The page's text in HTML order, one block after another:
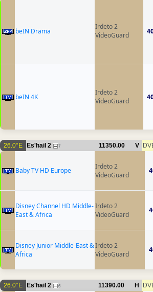
beIN Drama
Irdeto 2
VideoGuard
beIN 4K
Irdeto 2
VideoGuard
26.0°E Es'hail 2 7 11350.00 V
Baby TV HD Europe
Irdeto 2
VideoGuard
Disney Channel HD Middle-
East & Africa
Irdeto 2
VideoGuard
Disney Junior Middle-East &
Africa
Irdeto 2
VideoGuard
26.0°E Es'hail 2 6 11390.00 H